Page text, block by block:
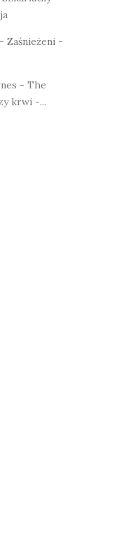
Zaśnieżeni -
- The
krwi -...